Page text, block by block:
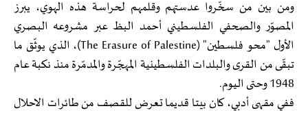
ومن بين من سخّروا عدستهم وقلمهم لحراسة هذه الهوي، يبرز
المصوّر والصحفي الفلسطيني أحمد البظ عبر مشروعه البصري
الأول "محو فلسطين" (The Erasure of Palestine)، الذي يوثّق ما
تبقّى من القرى والبلدات الفلسطينية المهجّرة والمدمّرة منذ نكبة عام
1948 وحتى اليوم.
ففي مقهى أدبي، كان بيتا قديما تعرض للقصف من طائرات الاحلال